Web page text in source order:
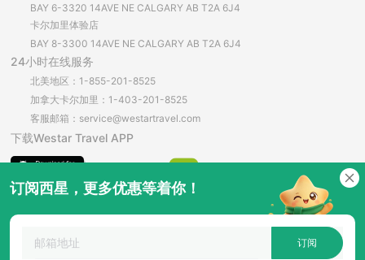
BAY 6-3320 14AVE NE CALGARY AB T2A 6J4
卡尔加里体验店
BAY 8-3300 14AVE NE CALGARY AB T2A 6J4
24小时在线服务
北美地区：1-855-201-8525
加拿大卡尔加里：1-403-201-8525
客服邮箱：service@westartravel.com
下载Westar Travel APP
安卓直接下载
订阅西星，更多优惠等着你！
订阅